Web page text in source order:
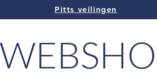
Pitts veilingen